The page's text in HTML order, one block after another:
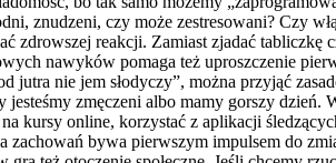
znudzeni, czy może zestresowani? Czy
zdrowszej reakcji. Zamiast zjadać
nawyków pomaga też uproszczenie
jutra nie jem słodyczy”, można przyjąć
jesteśmy zmęczeni albo mamy gorszy
kursy online, korzystać z aplikacji
bywa pierwszym impulsem do